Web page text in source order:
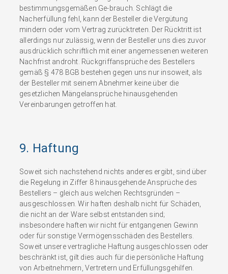
bestimmungsgemäßen Ge-brauch. Schlägt die
Nacherfüllung fehl, kann der Besteller die Vergütung
mindern oder vom Vertrag zurücktreten. Der Rücktritt ist
allerdings nur zulässig, wenn der Besteller uns dies zuvor
ausdrücklich schriftlich mit einer angemessenen weiteren
Nachfrist androht. Rückgriffansprüche des Bestellers
gemäß § 478 BGB bestehen gegen uns nur insoweit, als
der Besteller mit seinem Abnehmer keine über die
gesetzlichen Mängelansprüche hinausgehenden
Vereinbarungen getroffen hat.
9. Haftung
Soweit sich nachstehend nichts anderes ergibt, sind über
die Regelung in Ziffer 8 hinausgehende Ansprüche des
Bestellers – gleich aus welchen Rechtsgründen –
ausgeschlossen. Wir haften deshalb nicht für Schäden,
die nicht an der Ware selbst entstanden sind;
insbesondere haften wir nicht für entgangenen Gewinn
oder für sonstige Vermögensschäden des Bestellers.
Soweit unsere vertragliche Haftung ausgeschlossen oder
beschränkt ist, gilt dies auch für die persönliche Haftung
von Arbeitnehmern, Vertretern und Erfüllungsgehilfen.